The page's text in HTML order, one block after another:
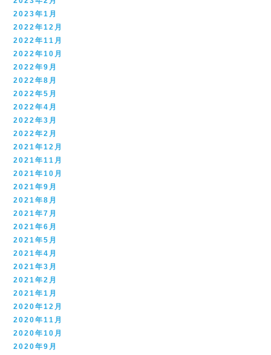
2023年1月
2022年12月
2022年11月
2022年10月
2022年9月
2022年8月
2022年5月
2022年4月
2022年3月
2022年2月
2021年12月
2021年11月
2021年10月
2021年9月
2021年8月
2021年7月
2021年6月
2021年5月
2021年4月
2021年3月
2021年2月
2021年1月
2020年12月
2020年11月
2020年10月
2020年9月